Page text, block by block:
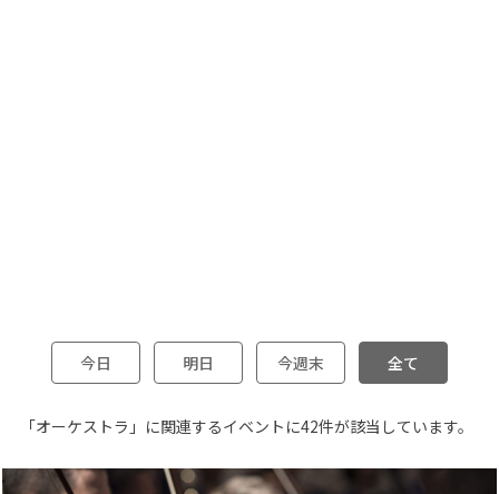
今日 明日 今週末 全て
「オーケストラ」に関連するイベントに42件が該当しています。